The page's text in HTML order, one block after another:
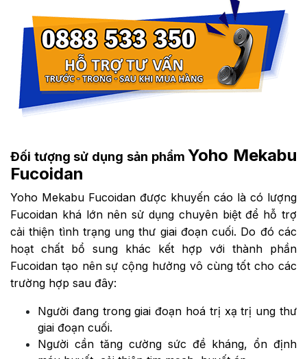
Đối tượng sử dụng sản phẩm Yoho Mekabu
Fucoidan
Yoho Mekabu Fucoidan được khuyến cáo là có lượng
Fucoidan khá lớn nên sử dụng chuyên biệt để hỗ trợ
cải thiện tình trạng ung thư giai đoạn cuối. Do đó các
hoạt chất bổ sung khác kết hợp với thành phần
Fucoidan tạo nên sự cộng hưởng vô cùng tốt cho các
trường hợp sau đây:
Người đang trong giai đoạn hoá trị xạ trị ung thư
giai đoạn cuối.
Người cần tăng cường sức đề kháng, ổn định